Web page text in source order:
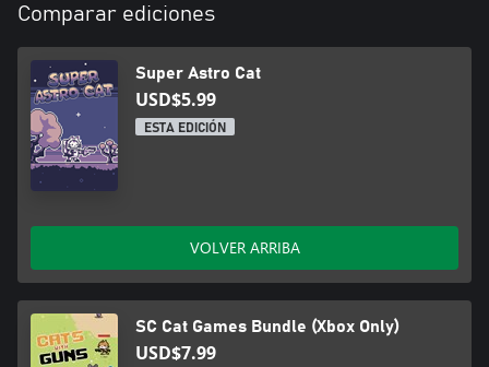
Comparar ediciones
Super Astro Cat
USD$5.99
ESTA EDICIÓN
VOLVER ARRIBA
SC Cat Games Bundle (Xbox Only)
USD$7.99